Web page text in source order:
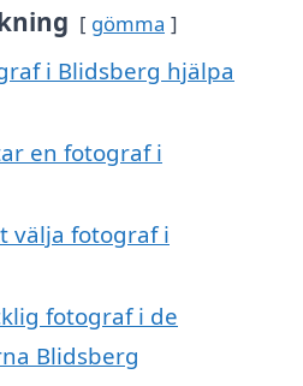
gömma
i Blidsberg hjälpa
en fotograf i
välja fotograf i
fotograf i de
Blidsberg